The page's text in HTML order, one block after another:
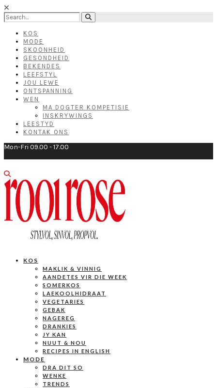
KOS
MODE
SKOONHEID
GESONDHEID
BEKENDES
LEEFSTYL
JOU LEWE
ONTSPANNING
WEN
MA DOGTER KOMPETISIE
INSKRYWINGS
LEESTYD
KONTAK ONS
Mon-Fri 09.00 - 17.00
KOS
MAKLIK & VINNIG
AANDETES VIR DIE WEEK
SOMERKOS
LAEKOOLHIDRAAT
VEGETARIES
GEBAK
NAGEREG
DRANKIES
JY KAN
NUUT & NOU
RECIPES IN ENGLISH
MODE
DRA DIT SO
WENKE
TRENDS